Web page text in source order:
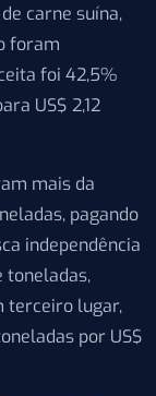
carne suína,
foram
foi 42,5%
US$ 2,12
mais da
pagando
independência
toneladas,
terceiro lugar,
por US$